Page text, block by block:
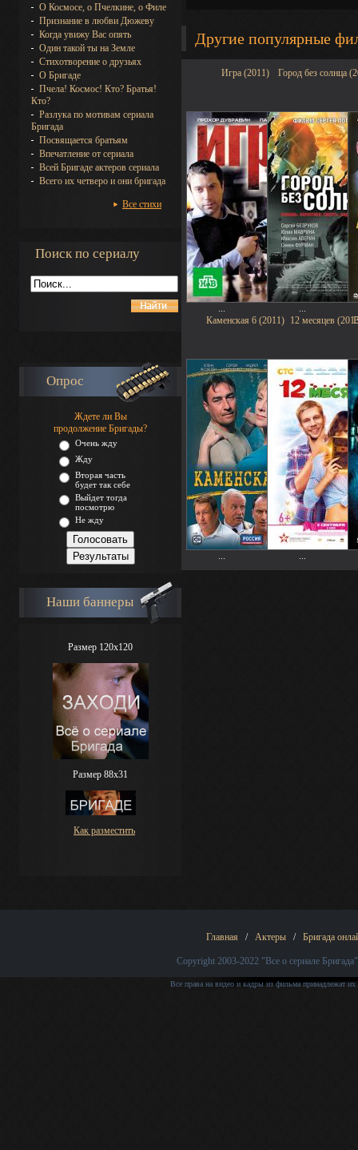
О Космосе, о Пчелкине, о Филе
Признание в любви Дюжеву
Когда увижу Вас опять
Один такой ты на Земле
Стихотворение о друзьях
О Бригаде
Пчела! Космос! Кто? Братья!
Кто?
Разлука по мотивам сериала
Бригада
Посвящается братьям
Впечатление от сериала
Всей Бригаде актеров сериала
Всего их четверо и они бригада
Все стихи
Поиск по сериалу
Опрос
Ждете ли Вы
продолжение Бригады?
Очень жду
Жду
Вторая часть
будет так себе
Выйдет тогда
посмотрю
Не жду
Наши баннеры
Размер 120x120
Размер 88х31
Как разместить
Другие популярные
Игра (2011)
...
Город без солнца
...
Каменская 6 (2011)
...
12 месяцев
...
Главная / Актеры / Бригада
Copyright 2003-2022 "Все о сериале Бригада"
Все права на видео и кадры из фильма принадлежат